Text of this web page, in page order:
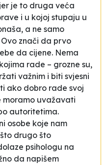
je to druga veća
i u kojoj stupaju u
a ne samo
znači da prvo
da cijene. Nema
rade – grozne su,
važnim i biti svjesni
ako dobro rade svoj
moramo uvažavati
autoritetima.
osobe koje nam
drugo što
psihologu na
da napišem